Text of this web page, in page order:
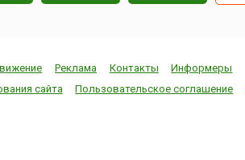
Реклама Контакты
Информеры
сайта
Пользовательское соглашение